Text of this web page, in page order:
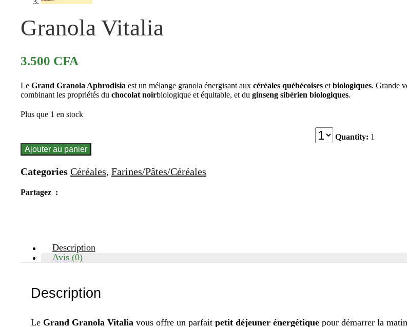
Granola Vitalia
3.500 CFA
Le Grand Granola Aphrodisia est un mélange granola énergisant aux céréales québécoises et biologiques. Grande
combinant les propriétés du chocolat noirbiologique et équitable, et du ginseng sibérien biologiques.
Plus que 1 en stock
Quantité
Quantity: 1
Ajouter au panier
Categories Céréales, Farines/Pâtes/Céréales
Partagez :
Description
Avis (0)
Description
Le Grand Granola Vitalia vous offre un parfait petit déjeuner énergétique pour démarrer la